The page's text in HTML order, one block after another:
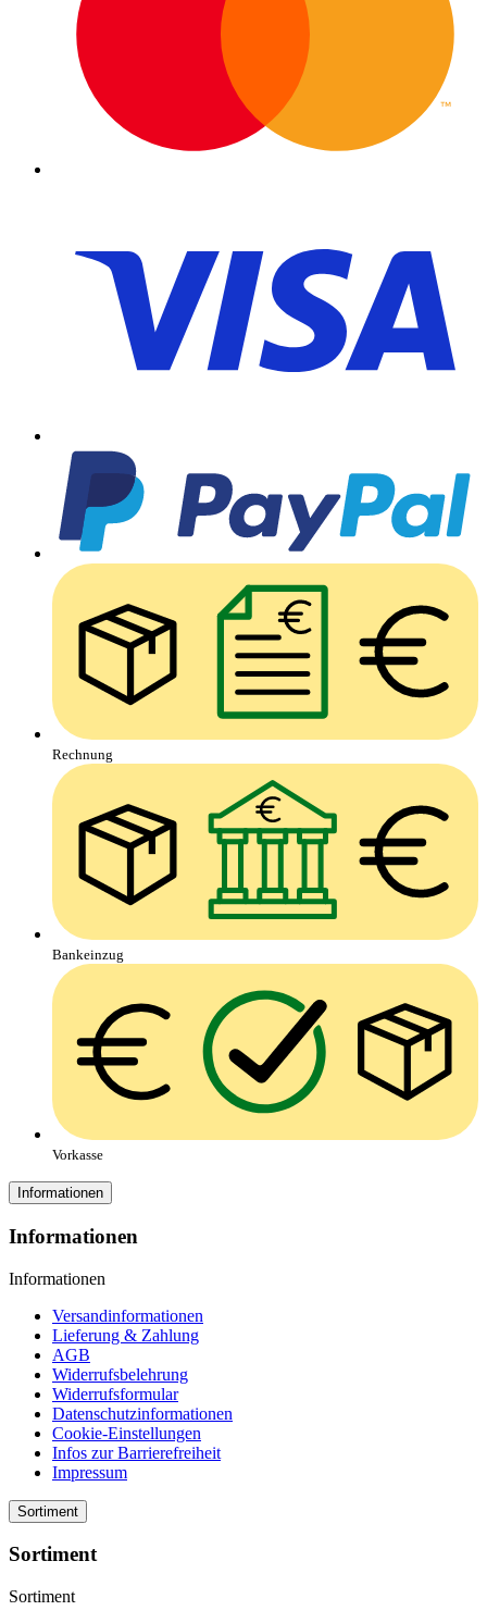
Rechnung
Bankeinzug
Vorkasse
Informationen
Informationen
Informationen
Versandinformationen
Lieferung & Zahlung
AGB
Widerrufsbelehrung
Widerrufsformular
Datenschutzinformationen
Cookie-Einstellungen
Infos zur Barrierefreiheit
Impressum
Sortiment
Sortiment
Sortiment